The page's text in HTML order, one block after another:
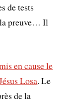
de tests
la preuve… Il
en cause le
Losa. Le
de la